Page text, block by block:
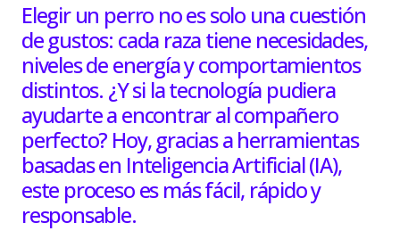
Elegir un perro no es solo una cuestión
de gustos: cada raza tiene necesidades,
niveles de energía y comportamientos
distintos. ¿Y si la tecnología pudiera
ayudarte a encontrar al compañero
perfecto? Hoy, gracias a herramientas
basadas en Inteligencia Artificial (IA),
este proceso es más fácil, rápido y
responsable.